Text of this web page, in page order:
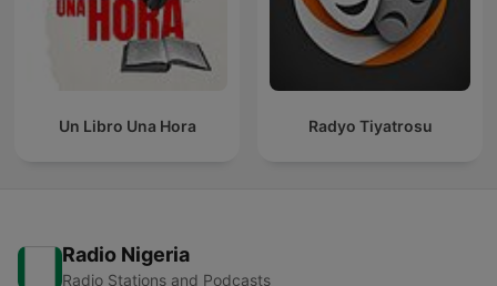
Un Libro Una Hora Radyo Tiyatrosu
Radio Nigeria
Radio Stations and Podcasts